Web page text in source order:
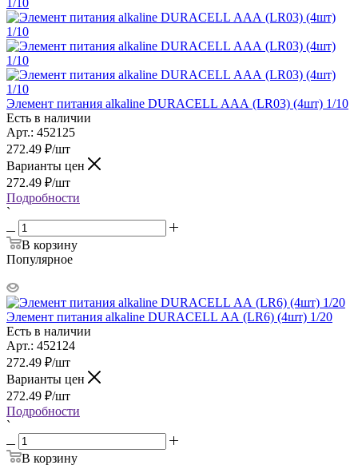
Элемент питания alkaline DURAСELL ААА (LR03) (4шт) 1/10
Есть в наличии
Арт.: 452125
272.49 ₽/шт
Варианты цен
272.49 ₽/шт
Подробности
`
В корзину
Популярное
Элемент питания alkaline DURAСELL АА (LR6) (4шт) 1/20
Есть в наличии
Арт.: 452124
272.49 ₽/шт
Варианты цен
272.49 ₽/шт
Подробности
`
В корзину